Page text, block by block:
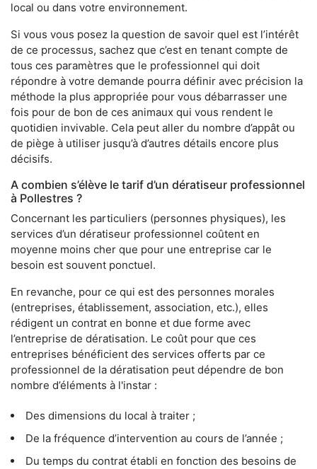
local ou dans votre environnement.
Si vous vous posez la question de savoir quel est l’intérêt
de ce processus, sachez que c’est en tenant compte de
tous ces paramètres que le professionnel qui doit
répondre à votre demande pourra définir avec précision la
méthode la plus appropriée pour vous débarrasser une
fois pour de bon de ces animaux qui vous rendent le
quotidien invivable. Cela peut aller du nombre d’appât ou
de piège à utiliser jusqu’à d’autres détails encore plus
décisifs.
A combien s’élève le tarif d’un dératiseur professionnel
à Pollestres ?
Concernant les particuliers (personnes physiques), les
services d’un dératiseur professionnel coûtent en
moyenne moins cher que pour une entreprise car le
besoin est souvent ponctuel.
En revanche, pour ce qui est des personnes morales
(entreprises, établissement, association, etc.), elles
rédigent un contrat en bonne et due forme avec
l’entreprise de dératisation. Le coût pour que ces
entreprises bénéficient des services offerts par ce
professionnel de la dératisation peut dépendre de bon
nombre d’éléments à l'instar :
Des dimensions du local à traiter ;
De la fréquence d’intervention au cours de l’année ;
Du temps du contrat établi en fonction des besoins de